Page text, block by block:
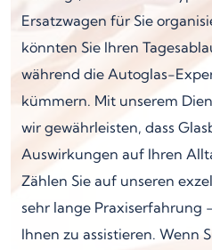
Ersatzwagen für Sie
könnten Sie Ihren
während die Autoglas-
kümmern. Mit unserem
wir gewährleisten, dass
Auswirkungen auf Ihren
Zählen Sie auf unseren
sehr lange Praxiserfahrung
Ihnen zu assistieren. Wenn